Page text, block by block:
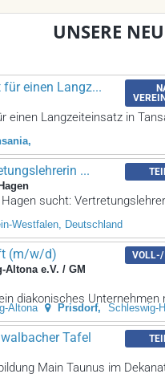
UNSERE
einen Langz...
einen Langzeiteinsatz in
...
sucht:
Westfalen, Deutschland
(m/w/d)
e.V. / GM
VOLL-/
diakonisches Unternehmen
Altona Prisdorf Schleswig-
Tafel
Main Taunus im